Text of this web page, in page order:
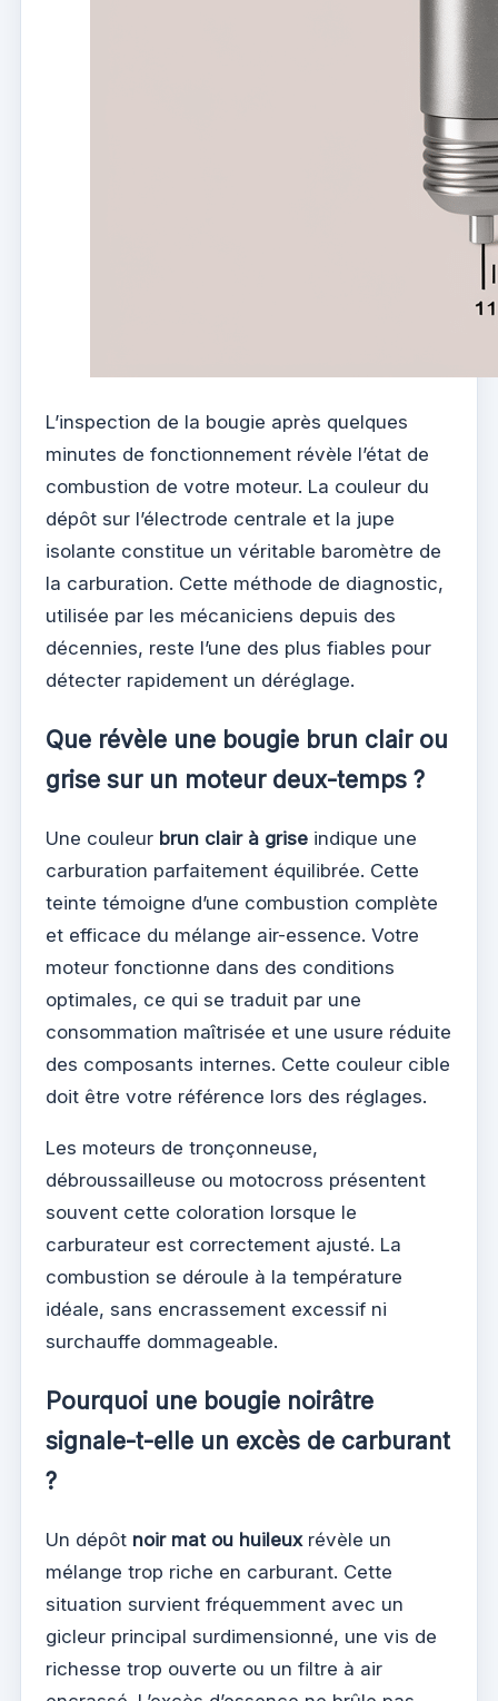
L’inspection de la bougie après quelques
minutes de fonctionnement révèle l’état de
combustion de votre moteur. La couleur du
dépôt sur l’électrode centrale et la jupe
isolante constitue un véritable baromètre de
la carburation. Cette méthode de diagnostic,
utilisée par les mécaniciens depuis des
décennies, reste l’une des plus fiables pour
détecter rapidement un déréglage.
Que révèle une bougie brun clair ou
grise sur un moteur deux-temps ?
Une couleur brun clair à grise indique une
carburation parfaitement équilibrée. Cette
teinte témoigne d’une combustion complète
et efficace du mélange air-essence. Votre
moteur fonctionne dans des conditions
optimales, ce qui se traduit par une
consommation maîtrisée et une usure réduite
des composants internes. Cette couleur cible
doit être votre référence lors des réglages.
Les moteurs de tronçonneuse,
débroussailleuse ou motocross présentent
souvent cette coloration lorsque le
carburateur est correctement ajusté. La
combustion se déroule à la température
idéale, sans encrassement excessif ni
surchauffe dommageable.
Pourquoi une bougie noirâtre
signale-t-elle un excès de carburant
?
Un dépôt noir mat ou huileuxrévèle un
mélange trop riche en carburant. Cette
situation survient fréquemment avec un
gicleur principal surdimensionné, une vis de
richesse trop ouverte ou un filtre à air